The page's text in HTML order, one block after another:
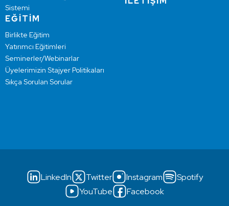
Sistemi
EĞİTİM
Birlikte Eğitim
Yatırımcı Eğitimleri
Seminerler/Webinarlar
Üyelerimizin Stajyer Politikaları
Sıkça Sorulan Sorular
LinkedIn Twitter Instagram
Spotify
YouTube
Facebook